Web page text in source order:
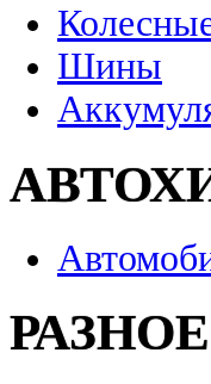
Шины
РАЗНОЕ